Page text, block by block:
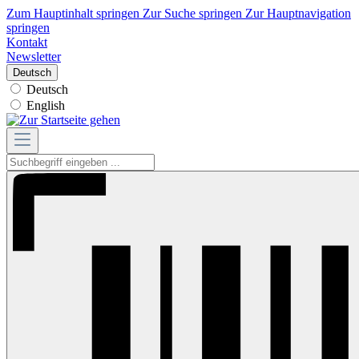
Zum Hauptinhalt springen Zur Suche springen Zur Hauptnavigation
springen
Kontakt
Newsletter
Deutsch
Deutsch
English